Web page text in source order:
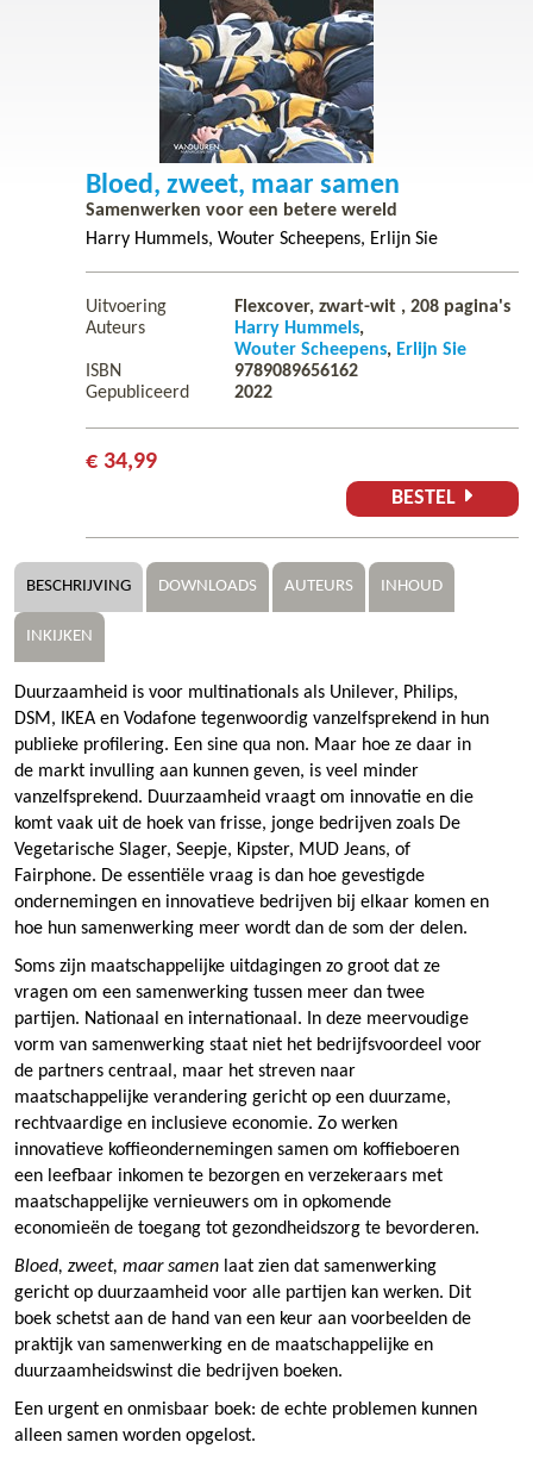
Bloed, zweet, maar samen
Samenwerken voor een betere wereld
Harry Hummels Wouter Scheepens Erlijn Sie
Uitvoering Flexcover, zwart-wit , 208 pagina's
Auteurs
Harry Hummels
Wouter Scheepens
Erlijn Sie
ISBN
9789089656162
Gepubliceerd
2022
€ 34,99
BESTEL
BESCHRIJVING DOWNLOADS AUTEURS INHOUD
INKIJKEN
Duurzaamheid is voor multinationals als Unilever, Philips,
DSM, IKEA en Vodafone tegenwoordig vanzelfsprekend in hun
publieke profilering. Een sine qua non. Maar hoe ze daar in
de markt invulling aan kunnen geven, is veel minder
vanzelfsprekend. Duurzaamheid vraagt om innovatie en die
komt vaak uit de hoek van frisse, jonge bedrijven zoals De
Vegetarische Slager, Seepje, Kipster, MUD Jeans, of
Fairphone. De essentiële vraag is dan hoe gevestigde
ondernemingen en innovatieve bedrijven bij elkaar komen en
hoe hun samenwerking meer wordt dan de som der delen.
Soms zijn maatschappelijke uitdagingen zo groot dat ze
vragen om een samenwerking tussen meer dan twee
partijen. Nationaal en internationaal. In deze meervoudige
vorm van samenwerking staat niet het bedrijfsvoordeel voor
de partners centraal, maar het streven naar
maatschappelijke verandering gericht op een duurzame,
rechtvaardige en inclusieve economie. Zo werken
innovatieve koffieondernemingen samen om koffieboeren
een leefbaar inkomen te bezorgen en verzekeraars met
maatschappelijke vernieuwers om in opkomende
economieën de toegang tot gezondheidszorg te bevorderen.
Bloed, zweet, maar samen laat zien dat samenwerking
gericht op duurzaamheid voor alle partijen kan werken. Dit
boek schetst aan de hand van een keur aan voorbeelden de
praktijk van samenwerking en de maatschappelijke en
duurzaamheidswinst die bedrijven boeken.
Een urgent en onmisbaar boek: de echte problemen kunnen
alleen samen worden opgelost.